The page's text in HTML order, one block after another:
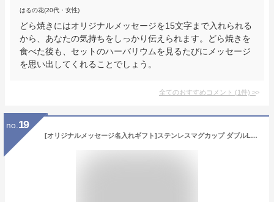
はるの花(20代・女性)
どら焼きにはオリジナルメッセージを15文字まで入れられる
から、あなたの気持ちをしっかり伝えられます。どら焼きを
食べた後も、セットのハーバリウムを見るたびにメッセージ
を思い出してくれることでしょう。
全てのおすすめコメント (1件) >
no. 19
[オリジナルメッセージ名入れギフト]ステンレスマグカップ ダブルL[誕生日プレゼント 名前入り オシャレ 贈り物 バレンタイン 銀婚式 記念品 おしゃれ 結婚記念日 両親 文字入れ 名前入れ ネーム入り オーダーメイド コップ 還暦祝い 友達 人気 父親 母親 彼氏 彼女 喜ぶ]